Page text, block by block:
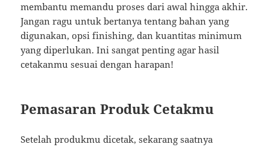
membantu memandu proses dari awal hingga akhir.
Jangan ragu untuk bertanya tentang bahan yang
digunakan, opsi finishing, dan kuantitas minimum
yang diperlukan. Ini sangat penting agar hasil
cetakanmu sesuai dengan harapan!
Pemasaran Produk Cetakmu
Setelah produkmu dicetak, sekarang saatnya